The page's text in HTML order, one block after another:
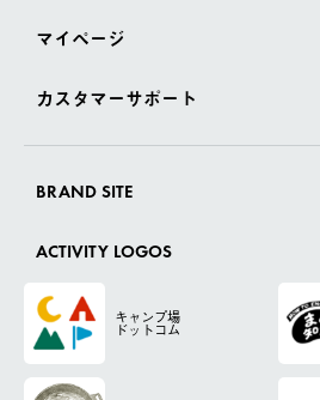
マイページ
カスタマーサポート
BRAND SITE
ACTIVITY LOGOS
キャンプ場
ドットコム